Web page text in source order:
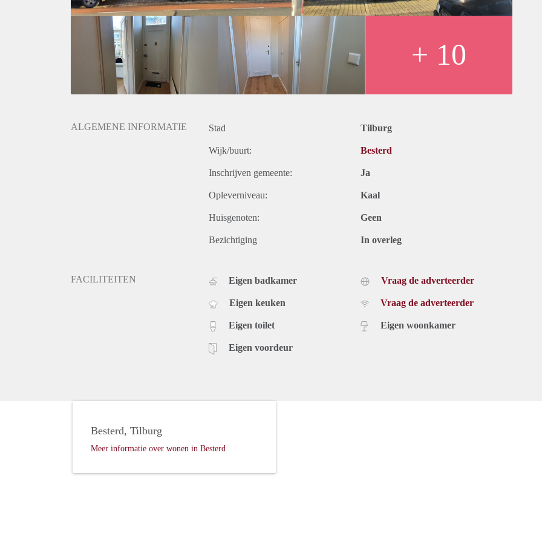
+ 10
ALGEMENE INFORMATIE Stad Tilburg
Wijk/buurt: Besterd
Inschrijven gemeente: Ja
Opleverniveau: Kaal
Huisgenoten: Geen
Bezichtiging In overleg
FACILITEITEN Eigen badkamer
Eigen keuken
Eigen toilet
Eigen voordeur
Vraag de adverteerder
Vraag de adverteerder
Eigen woonkamer
Besterd, Tilburg
Meer informatie over wonen in Besterd